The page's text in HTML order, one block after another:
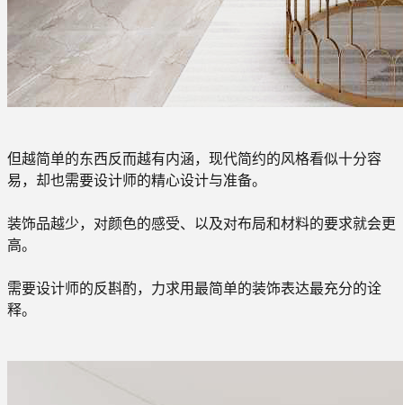
但越简单的东西反而越有内涵，现代简约的风格看似十分容
易，却也需要设计师的精心设计与准备。
装饰品越少，对颜色的感受、以及对布局和材料的要求就会更
高。
需要设计师的反斟酌，力求用最简单的装饰表达最充分的诠
释。